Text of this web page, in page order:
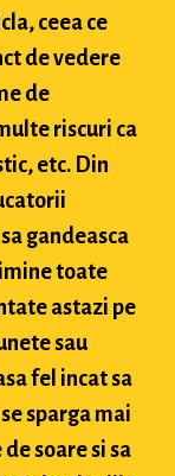
ceea ce
de vedere
de
riscuri ca
etc. Din
gandeasca
toate
astazi pe
sau
fel incat sa
sparga mai
soare si sa